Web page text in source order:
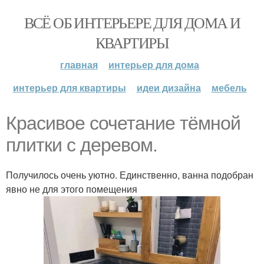
ВСЁ ОБ ИНТЕРЬЕРЕ ДЛЯ ДОМА И
КВАРТИРЫ
главная
интерьер для дома
интерьер для квартиры
идеи дизайна мебель
Красивое сочетание тёмной
плитки с деревом.
Получилось очень уютно. Единственно, ванна подобран
явно не для этого помещения